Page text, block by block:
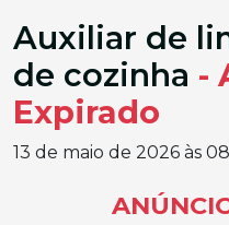
Auxiliar de
de cozinha -
Expirado
13 de maio de 2026 às